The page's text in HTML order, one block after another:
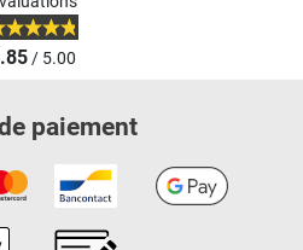
/ 5.00
paiement